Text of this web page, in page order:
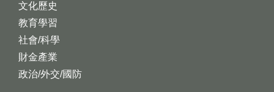
文化歷史
教育學習
社會/科學
財金產業
政治/外交/國防